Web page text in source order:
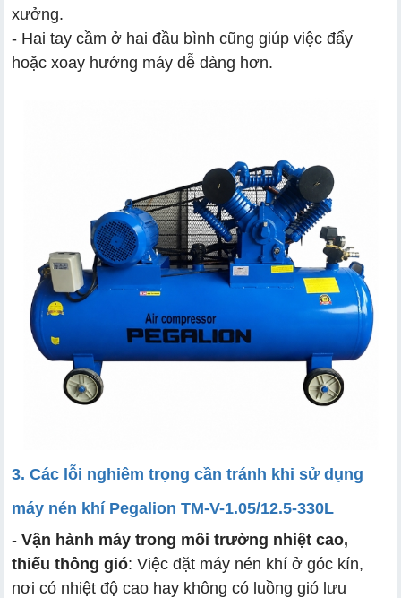
xưởng.
- Hai tay cầm ở hai đầu bình cũng giúp việc đẩy
hoặc xoay hướng máy dễ dàng hơn.
3. Các lỗi nghiêm trọng cần tránh khi sử dụng
máy nén khí Pegalion TM-V-1.05/12.5-330L
- Vận hành máy trong môi trường nhiệt cao,
thiếu thông gió: Việc đặt máy nén khí ở góc kín,
nơi có nhiệt độ cao hay không có luồng gió lưu